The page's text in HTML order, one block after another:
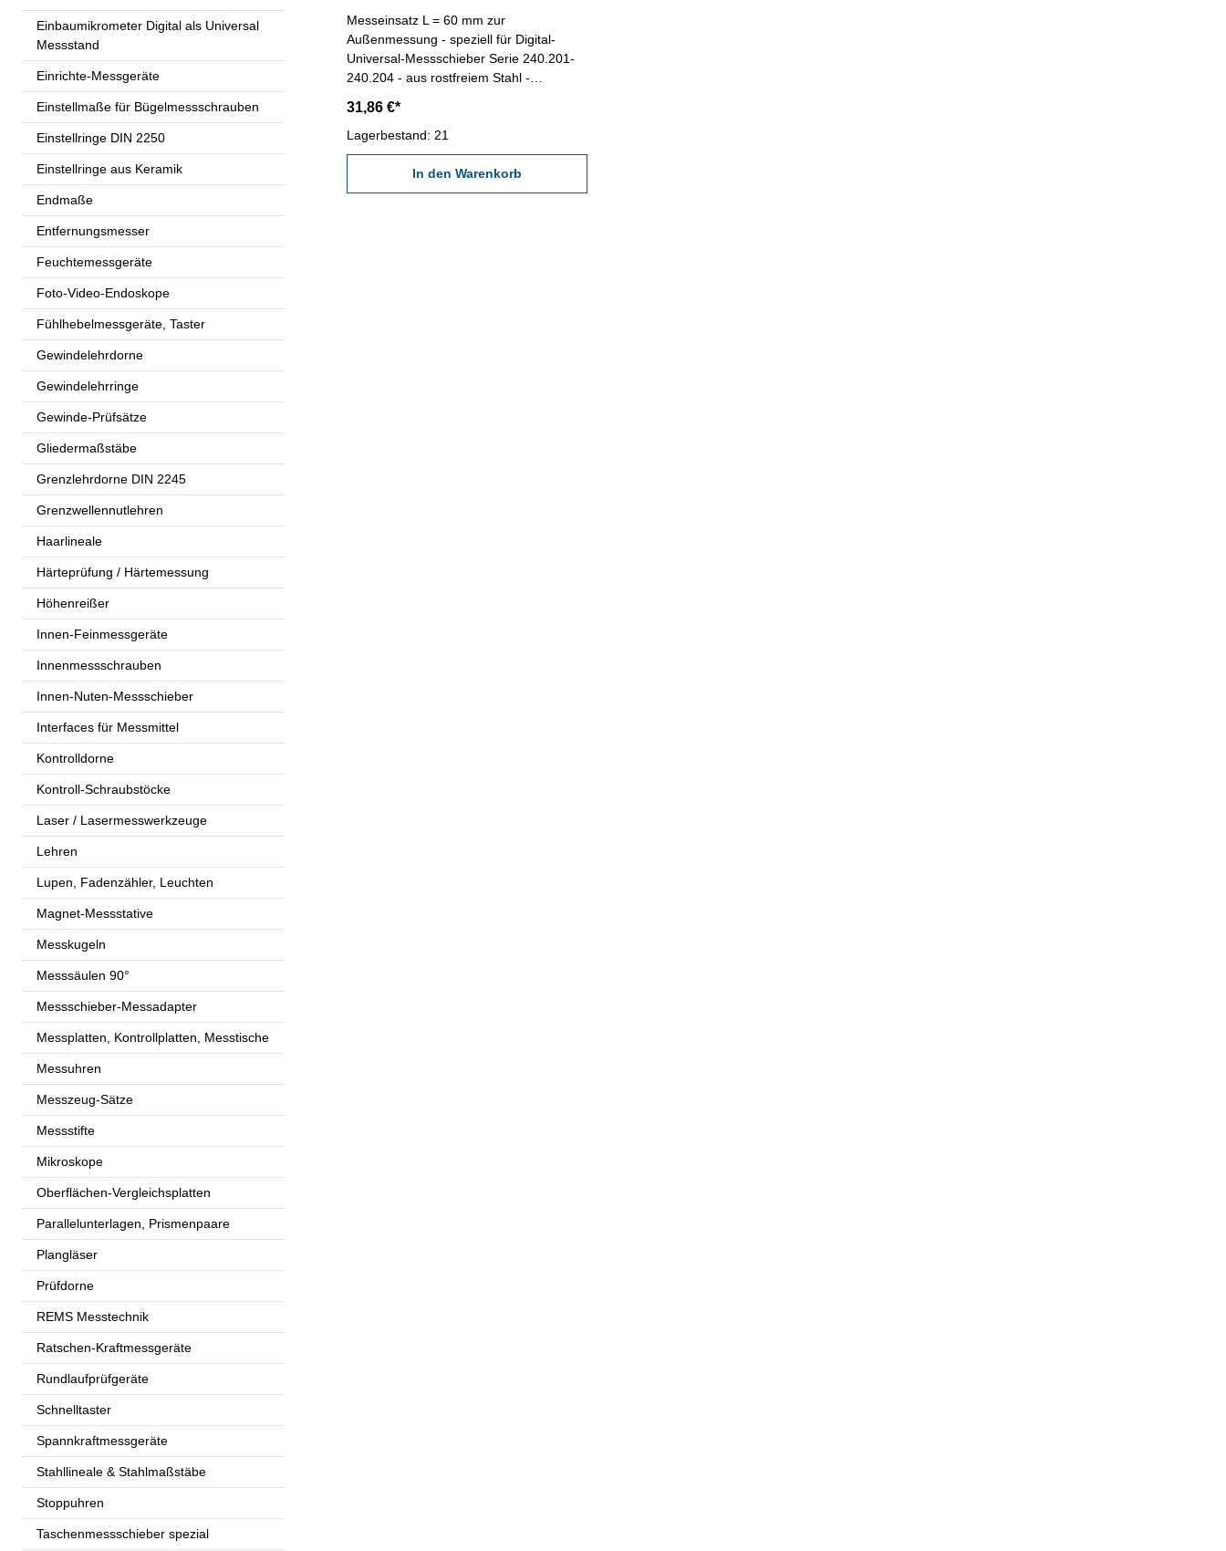
Einbaumikrometer Digital als Universal
Messstand
Einrichte-Messgeräte
Einstellmaße für Bügelmessschrauben
Einstellringe DIN 2250
Einstellringe aus Keramik
Endmaße
Entfernungsmesser
Feuchtemessgeräte
Foto-Video-Endoskope
Fühlhebelmessgeräte, Taster
Gewindelehrdorne
Gewindelehrringe
Gewinde-Prüfsätze
Gliedermaßstäbe
Grenzlehrdorne DIN 2245
Grenzwellennutlehren
Haarlineale
Härteprüfung / Härtemessung
Höhenreißer
Innen-Feinmessgeräte
Innenmessschrauben
Innen-Nuten-Messschieber
Interfaces für Messmittel
Kontrolldorne
Kontroll-Schraubstöcke
Laser / Lasermesswerkzeuge
Lehren
Lupen, Fadenzähler, Leuchten
Magnet-Messstative
Messkugeln
Messsäulen 90°
Messschieber-Messadapter
Messplatten, Kontrollplatten, Messtische
Messuhren
Messzeug-Sätze
Messstifte
Mikroskope
Oberflächen-Vergleichsplatten
Parallelunterlagen, Prismenpaare
Plangläser
Prüfdorne
REMS Messtechnik
Ratschen-Kraftmessgeräte
Rundlaufprüfgeräte
Schnelltaster
Spannkraftmessgeräte
Stahllineale & Stahlmaßstäbe
Stoppuhren
Taschenmessschieber spezial
Messeinsatz L = 60 mm zur
Außenmessung - speziell für Digital-
Universal-Messschieber Serie 240.201-
240.204 - aus rostfreiem Stahl -
31,86 €*
Lagerbestand: 21
In den Warenkorb